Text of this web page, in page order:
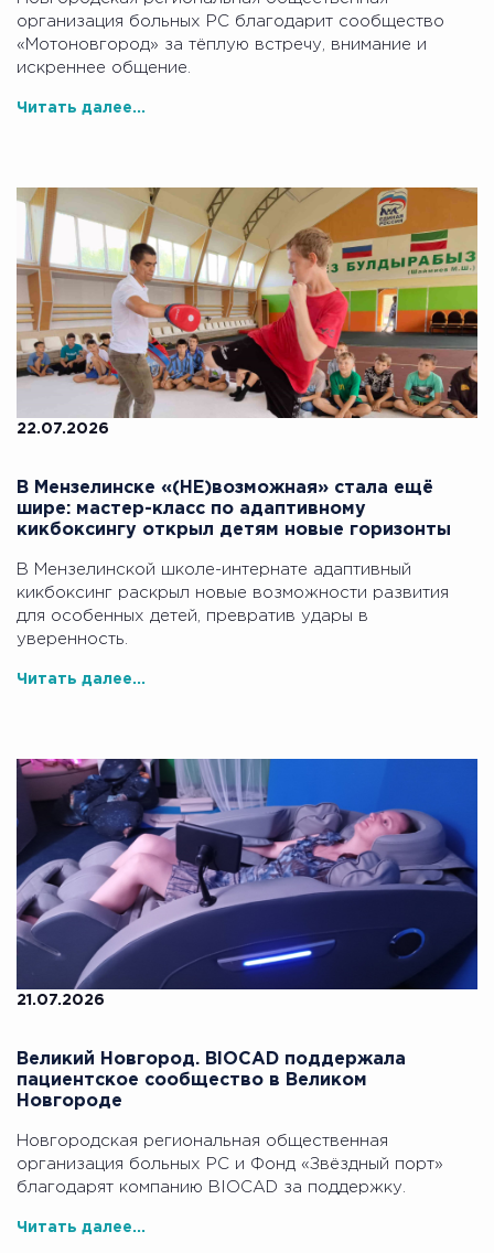
организация больных РС благодарит сообщество
«Мотоновгород» за тёплую встречу, внимание и
искреннее общение.
Читать далее...
22.07.2026
В Мензелинске «(НЕ)возможная» стала ещё
шире: мастер-класс по адаптивному
кикбоксингу открыл детям новые горизонты
В Мензелинской школе-интернате адаптивный
кикбоксинг раскрыл новые возможности развития
для особенных детей, превратив удары в
уверенность.
Читать далее...
21.07.2026
Великий Новгород. BIOCAD поддержала
пациентское сообщество в Великом
Новгороде
Новгородская региональная общественная
организация больных РС и Фонд «Звёздный порт»
благодарят компанию BIOCAD за поддержку.
Читать далее...